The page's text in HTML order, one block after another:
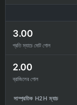
3.00
প্রতি ম্যাচে মোট গোল
2.00
ব্রাজিলের গোল
সাম্প্রতিক H2H ম্যাচ